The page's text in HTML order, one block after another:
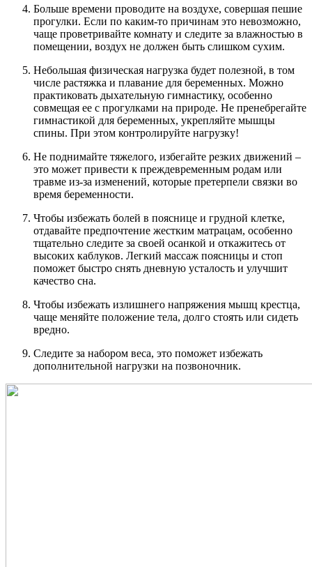
Больше времени проводите на воздухе, совершая пешие
прогулки. Если по каким-то причинам это невозможно,
чаще проветривайте комнату и следите за влажностью в
помещении, воздух не должен быть слишком сухим.
Небольшая физическая нагрузка будет полезной, в том
числе растяжка и плавание для беременных. Можно
практиковать дыхательную гимнастику, особенно
совмещая ее с прогулками на природе. Не пренебрегайте
гимнастикой для беременных, укрепляйте мышцы
спины. При этом контролируйте нагрузку!
Не поднимайте тяжелого, избегайте резких движений –
это может привести к преждевременным родам или
травме из-за изменений, которые претерпели связки во
время беременности.
Чтобы избежать болей в пояснице и грудной клетке,
отдавайте предпочтение жестким матрацам, особенно
тщательно следите за своей осанкой и откажитесь от
высоких каблуков. Легкий массаж поясницы и стоп
поможет быстро снять дневную усталость и улучшит
качество сна.
Чтобы избежать излишнего напряжения мышц крестца,
чаще меняйте положение тела, долго стоять или сидеть
вредно.
Следите за набором веса, это поможет избежать
дополнительной нагрузки на позвоночник.